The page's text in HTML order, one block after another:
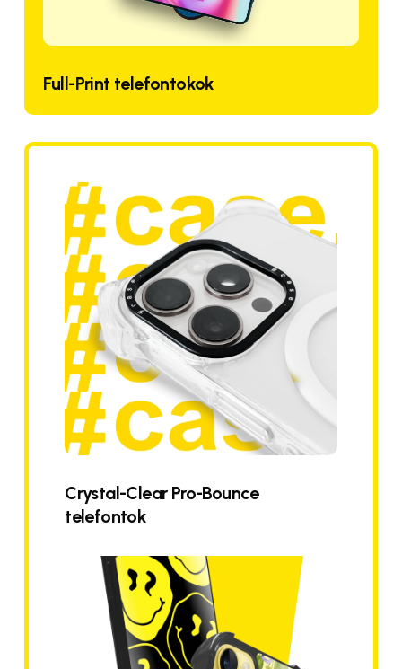
Full-Print telefontokok
Crystal-Clear Pro-Bounce
telefontok